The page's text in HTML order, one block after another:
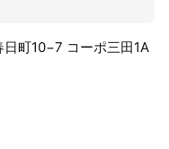
町10−7 コーポ三田1A